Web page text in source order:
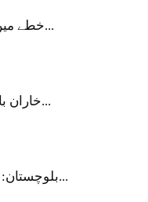
خطے میں اب ایک نیوآرڈر نا...
خاران بازار سے دن دہاڑے ا...
بلوچستان: ضلع موسیٰ خیل م...